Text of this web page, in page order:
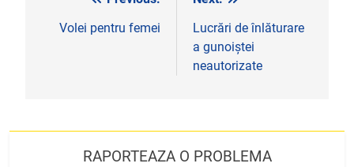
Volei pentru femei
Lucrări de înlăturare
a gunoiștei
neautorizate
RAPORTEAZA O PROBLEMA